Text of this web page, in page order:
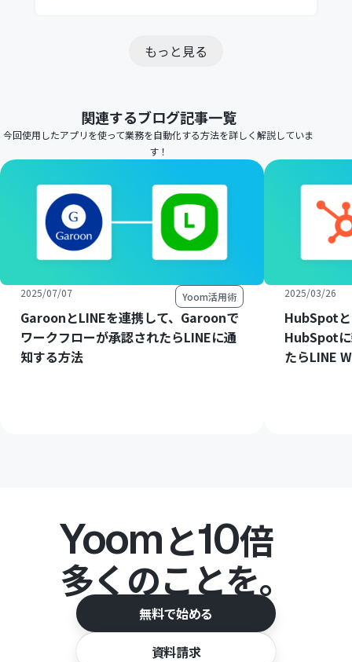
もっと見る
関連するブログ記事一覧
今回使用したアプリを使って業務を自動化する方法を詳しく解説していま
す！
2025/07/07 Yoom活用術
GaroonとLINEを連携して、Garoonで
ワークフローが承認されたらLINEに通
知する方法
2025/03/26
HubSpotと
HubSpot
たらLINE
Yoomと10倍
多くのことを。
無料で始める
資料請求